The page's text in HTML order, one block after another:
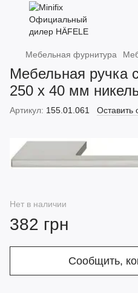
Мебельная фурнитура
Мебельная ручка
250 х 40 мм
Артикул: 155.01.061 Оставить
Нет в наличии
382 грн
Сообщить,